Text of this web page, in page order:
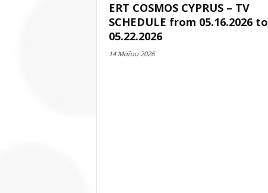
ERT COSMOS CYPRUS – TV
SCHEDULE from 05.16.2026 to
05.22.2026
14 Μαΐου 2026